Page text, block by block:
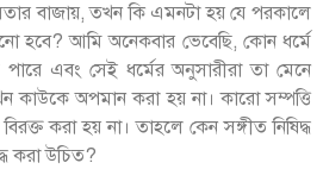
বাজায়, তখন কি এমনটা হয় যে পরকালে
হবে? আমি অনেকবার ভেবেছি, কোন ধর্মে
এবং সেই ধর্মের অনুসারীরা তা মেনে
কাউকে অপমান করা হয় না। কারো সম্পত্তি
করা হয় না। তাহলে কেন সঙ্গীত নিষিদ্ধ
করা উচিত?